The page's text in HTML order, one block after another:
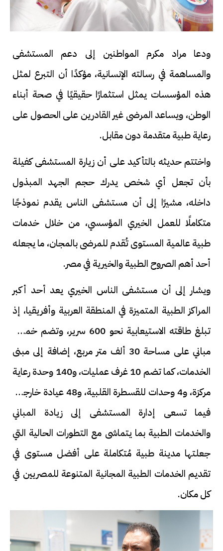
ودعا مراد مكرم المواطنين إلى دعم المستشفى
والمساهمة في رسالته الإنسانية، مؤكدًا أن التبرع لمثل
هذه المؤسسات يمثل استثمارًا حقيقيًا في صحة أبناء
الوطن، ويساعد المرضى غير القادرين على الحصول على
رعاية طبية متقدمة دون مقابل.
واختتم حديثه بالتأكيد على أن زيارة المستشفى كفيلة
بأن تجعل أي شخص يدرك حجم الجهد المبذول
داخله، مشيرًا إلى أن مستشفى الناس يقدم نموذجًا
متكاملًا للعمل الخيري المؤسسي، من خلال خدمات
طبية عالمية المستوى تُقدم للمرضى بالمجان، ما يجعله
أحد أهم الصروح الطبية والخيرية في مصر.
ويشار إلى أن مستشفى الناس الخيري يعد أحد أكبر
المراكز الطبية المتميزة في المنطقة العربية وأفريقيا، إذ
تبلغ طاقته الاستيعابية نحو 600 سرير، وتضم خمسة
مباني على مساحة 30 ألف متر مربع، إضافة إلى مبنى
الخدمات، كما تضم 10 غرف عمليات، و140 وحدة رعاية
مركزة، و4 وحدات للقسطرة القلبية، و48 عيادة خارجية،
فيما تسعى إدارة المستشفى إلى زيادة المباني
والخدمات الطبية بما يتماشى مع التطورات الحالية التي
جعلتها مدينة طبية مُتكاملة على أفضل مستوى في
تقديم الخدمات الطبية المجانية المتنوعة للمصريين في
كل مكان.